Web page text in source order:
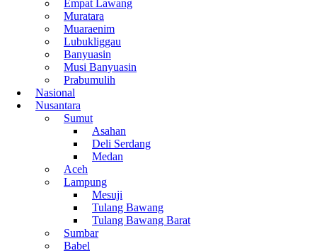
Empat Lawang
Muratara
Muaraenim
Lubukliggau
Banyuasin
Musi Banyuasin
Prabumulih
Nasional
Nusantara
Sumut
Asahan
Deli Serdang
Medan
Aceh
Lampung
Mesuji
Tulang Bawang
Tulang Bawang Barat
Sumbar
Babel